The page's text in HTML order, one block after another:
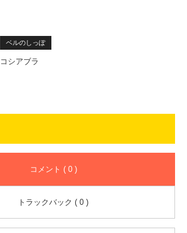
ベルのしっぽ
コシアブラ
コメント ( 0 )
トラックバック ( 0 )